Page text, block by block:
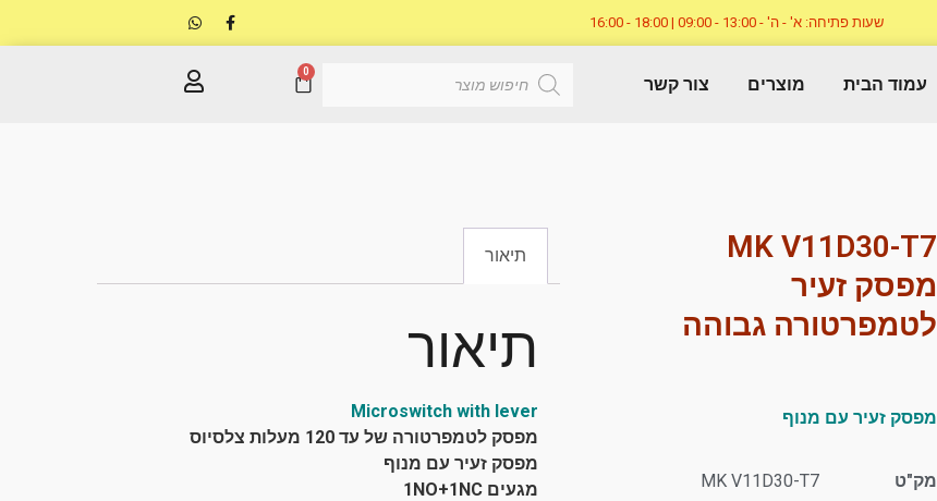
שעות פתיחה: א' - ה' - 13:00 - 09:00 | 18:00 - 16:00
עמוד הבית מוצרים צור קשר
0
MK V11D30-T7
מפסק זעיר
לטמפרטורה גבוהה
מפסק זעיר עם מנוף
מק"ט
MK V11D30-T7
תיאור
תיאור
Microswitch with lever
מפסק לטמפרטורה של עד 120 מעלות צלסיוס
מפסק זעיר עם מנוף
מגעים 1NO+1NC